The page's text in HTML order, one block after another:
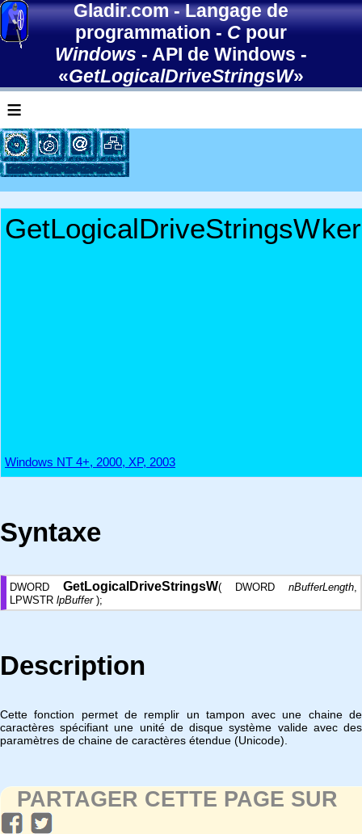
Gladir.com-Langage de
programmation-Cpour
Windows - API de Windows -
«GetLogicalDriveStringsW»
≡
GetLogicalDriveStringsW
Windows NT 4+, 2000, XP, 2003
Syntaxe
DWORD GetLogicalDriveStringsW( DWORD nBufferLength,
LPWSTR lpBuffer);
Description
Cette fonction permet de remplir un tampon avec une chaine de
caractères spécifiant une unité de disque système valide avec des
paramètres de chaine de caractères étendue (Unicode).
PARTAGER CETTE PAGE SUR